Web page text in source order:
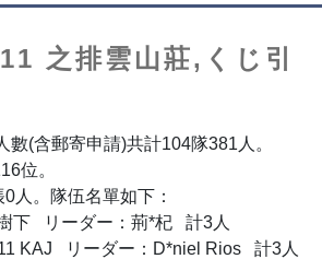
之排雲山莊,くじ引
數(含郵寄申請)共計104隊381人。
位。
人。隊伍名單如下：
下 リーダー：荊*杞 計3人
KAJ リーダー：D*niel Rios 計3人